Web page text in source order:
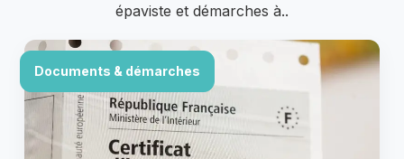
épaviste et démarches à..
Documents & démarches